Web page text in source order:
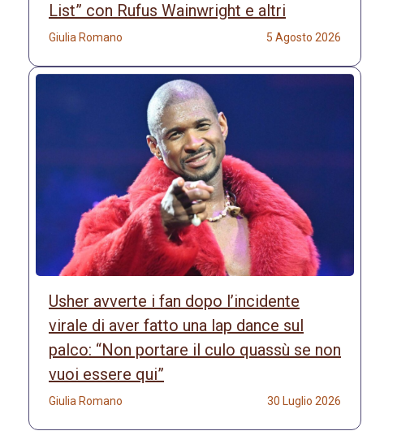
List” con Rufus Wainwright e altri
Giulia Romano 5 Agosto 2026
Usher avverte i fan dopo l’incidente
virale di aver fatto una lap dance sul
palco: “Non portare il culo quassù se non
vuoi essere qui”
Giulia Romano 30 Luglio 2026